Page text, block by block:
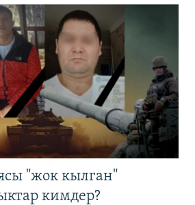
"жок кылган"
кимдер?